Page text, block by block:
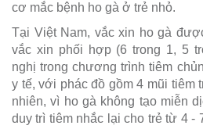
cơ mắc bệnh ho gà ở trẻ nhỏ.
Tại Việt Nam, vắc xin ho gà
vắc xin phối hợp (6 trong 1, 5
nghị trong chương trình tiêm
y tế, với phác đồ gồm 4 mũi tiêm
nhiên, vì ho gà không tạo miễn
duy trì tiêm nhắc lại cho trẻ từ 4 -